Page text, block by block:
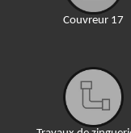
Couvreur 17